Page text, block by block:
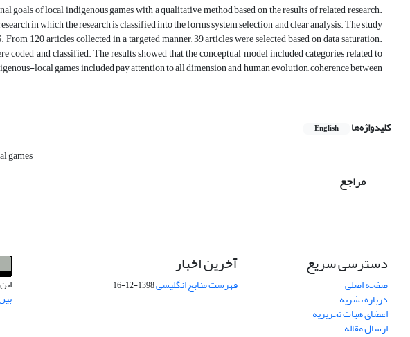
goals of local indigenous games with a qualitative method based on the results of related research.
in which the research is classified into the forms system selection and clear analysis. The study
120 articles collected in a targeted manner, 39 articles were selected based on data saturation.
and classified. The results showed that the conceptual model included categories related to
local games included pay attention to all dimension and human evolution, coherence between
کلیدواژه‌ها English
games
مراجع
دسترسی سریع
صفحه اصلی
درباره نشریه
اعضای هیات تحریریه
ارسال مقاله
آخرین اخبار
فهرست منابع انگلیسی1398-12-16